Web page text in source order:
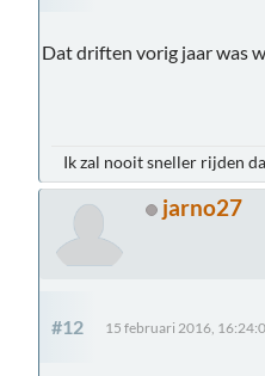
Dat driften vorig jaar was
Ik zal nooit sneller rijden
jarno27
#12 15 februari 2016,